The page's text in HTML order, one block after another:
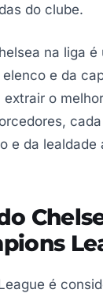
do clube.
na liga
e da
o
e da lealdade
é